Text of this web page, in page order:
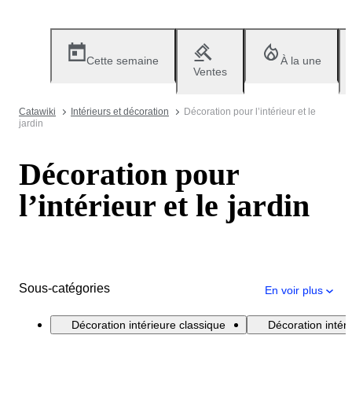
Cette semaine
Ventes
À la une
Catawiki Intérieurs et décoration
Décoration pour l’intérieur et le
jardin
Décoration pour
l’intérieur et le jardin
Sous-catégories En voir plus
Décoration intérieure classique Décoration